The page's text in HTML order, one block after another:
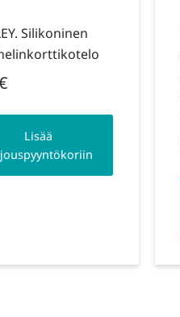
Silikoninen
Lisää